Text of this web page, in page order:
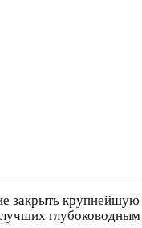
закрыть
лучших